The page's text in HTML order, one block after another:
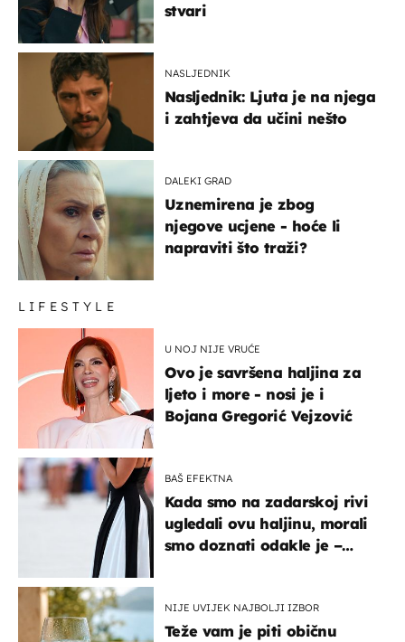
stvari
NASLJEDNIK
Nasljednik: Ljuta je na njega
i zahtjeva da učini nešto
DALEKI GRAD
Uznemirena je zbog
njegove ucjene - hoće li
napraviti što traži?
LIFESTYLE
U NOJ NIJE VRUĆE
Ovo je savršena haljina za
ljeto i more - nosi je i
Bojana Gregorić Vejzović
BAŠ EFEKTNA
Kada smo na zadarskoj rivi
ugledali ovu haljinu, morali
smo doznati odakle je –
NIJE UVIJEK NAJBOLJI IZBOR
Teže vam je piti običnu